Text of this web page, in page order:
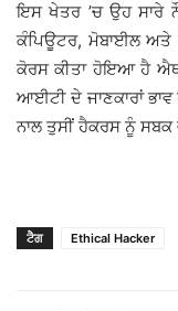
ਇਸ ਖੇਤਰ ’ਚ ਉਹ ਸਾਰੇ
ਕੰਪਿਊਟਰ, ਮੋਬਾਈਲ ਅਤੇ
ਕੋਰਸ ਕੀਤਾ ਹੋਇਆ ਹੈ
ਆਈਟੀ ਦੇ ਜਾਣਕਾਰਾਂ
ਨਾਲ ਤੁਸੀਂ ਹੈਕਰਸ ਨੂੰ ਸਬਕ
ਟੈਗ Ethical Hacker